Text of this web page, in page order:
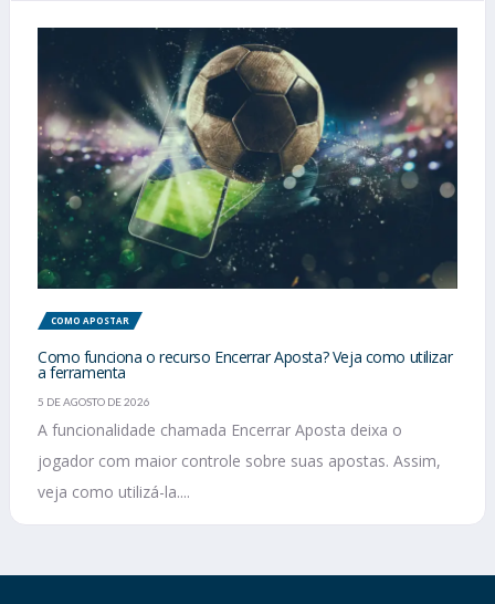
COMO APOSTAR
Como funciona o recurso Encerrar Aposta? Veja como utilizar
a ferramenta
5 DE AGOSTO DE 2026
A funcionalidade chamada Encerrar Aposta deixa o
jogador com maior controle sobre suas apostas. Assim,
veja como utilizá-la....